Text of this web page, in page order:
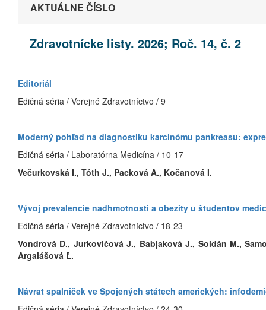
AKTUÁLNE ČÍSLO
Zdravotnícke listy. 2026; Roč. 14, č. 2
Editoriál
Edičná séria / Verejné Zdravotníctvo / 9
Moderný pohľad na diagnostiku karcinómu pankreasu:
Edičná séria / Laboratórna Medicína / 10-17
Večurkovská I., Tóth J., Packová A., Kočanová I.
Vývoj prevalencie nadhmotnosti a obezity u študentov
Edičná séria / Verejné Zdravotníctvo / 18-23
Vondrová D., Jurkovičová J., Babjaková J., Soldán M.,
Argalášová Ľ.
Návrat spalniček ve Spojených státech amerických: